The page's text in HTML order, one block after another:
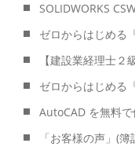
SOLIDWORKS
ゼロからはじめる
【建設業経理士２
ゼロからはじめる
AutoCAD を無料で
「お客様の声」(